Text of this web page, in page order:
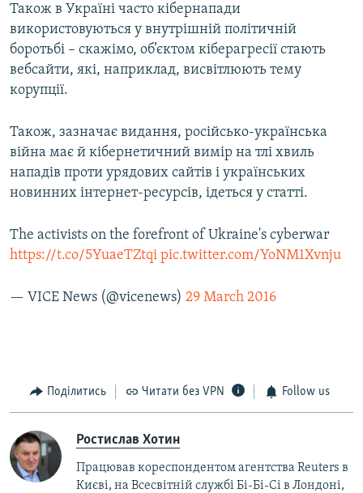
Також в Україні часто кібернапади
використовуються у внутрішній політичній
боротьбі – скажімо, об’єктом кіберагресії стають
вебсайти, які, наприклад, висвітлюють тему
корупції.
Також, зазначає видання, російсько-українська
війна має й кібернетичний вимір на тлі хвиль
нападів проти урядових сайтів і українських
новинних інтернет-ресурсів, ідеться у статті.
The activists on the forefront of Ukraine's cyberwar
https://t.co/5YuaeTZtqi pic.twitter.com/YoNM1Xvnju
— VICE News (@vicenews) 29 March 2016
Поділитись Читати без VPN Follow us
Ростислав Хотин
Працював кореспондентом агентства Reuters в
Києві, на Всесвітній службі Бі-Бі-Сі в Лондоні,